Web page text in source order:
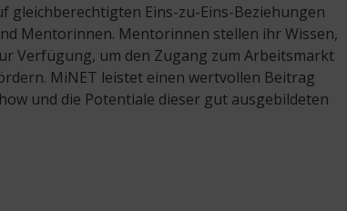
gleichberechtigten Eins-zu-Eins-Beziehungen
Mentorinnen. Mentorinnen stellen ihr Wissen,
Verfügung, um den Zugang zum Arbeitsmarkt
MiNET leistet einen wertvollen Beitrag
und die Potentiale dieser gut ausgebildeten